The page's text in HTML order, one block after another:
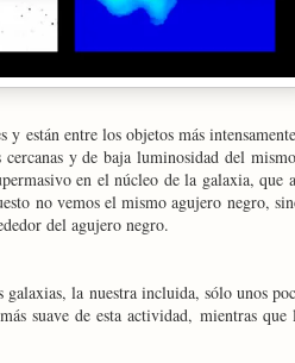
están entre los objetos más
y de baja luminosidad del
en el núcleo de la galaxia, que
no vemos el mismo agujero negro,
del agujero negro.
la nuestra incluida, sólo unos
suave de esta actividad, mientras que